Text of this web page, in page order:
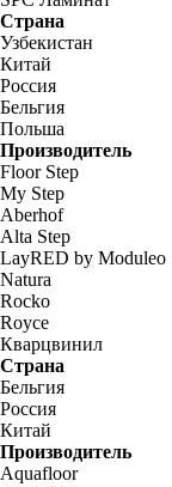
Страна
Узбекистан
Китай
Россия
Бельгия
Польша
Производитель
Floor Step
My Step
Aberhof
Alta Step
LayRED by Moduleo
Natura
Rocko
Royce
Кварцвинил
Страна
Бельгия
Россия
Китай
Производитель
Aquafloor